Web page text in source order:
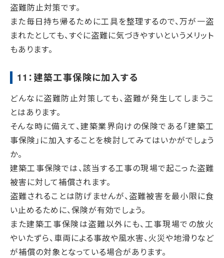
盗難防止対策です。
また毎日持ち帰るために工具を整理するので、万が一盗
まれたとしても、すぐに盗難に気づきやすいというメリット
もあります。
11：建築工事保険に加入する
どんなに盗難防止対策しても、盗難が発生してしまうこ
とはあります。
そんな時に備えて、建築業界向けの保険である「建築工
事保険」に加入することを検討してみてはいかがでしょう
か。
建築工事保険では、該当する工事の現場で起こった盗難
被害に対して補償されます。
盗難されることは防げませんが、盗難被害を最小限に食
い止めるために、保険が有効でしょう。
また建築工事保険は盗難以外にも、工事現場での放火
やいたずら、車両による事故や風水害、火災や地滑りなど
が補償の対象となっている場合があります。